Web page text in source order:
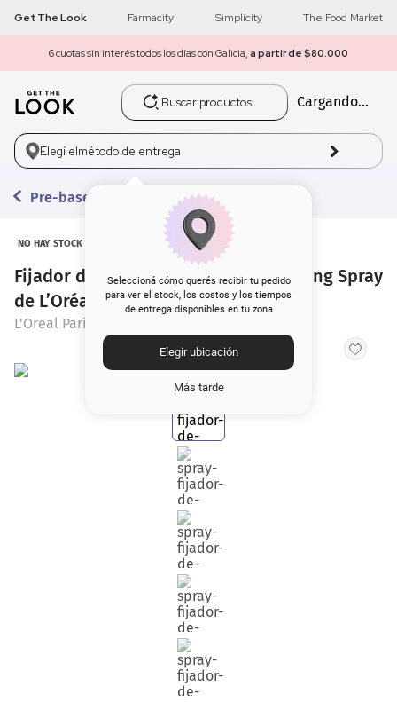
Get The Look Farmacity Simplicity The Food Market
6 cuotas sin interés todos los días con Galicia,a partir de $80.000
Buscar productos
Cargando...
Elegí elmétodo de entrega
Seleccioná cómo querés recibir tu pedido
para ver el stock, los costos y los tiempos
de entrega disponibles en tu zona
Elegir ubicación
Más tarde
Pre-bases
NO HAY STOCK
Fijador de Maquillaje Infaillible Setting Spray
de L’Oréal Paris x 75 ml
L'Oreal París
1 get the look
2 máscara pestañas
3.
5. corrector
rubor